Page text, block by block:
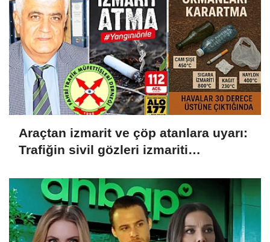
Araçtan izmarit ve çöp atanlara uyarı:
Trafiğin sivil gözleri izmariti